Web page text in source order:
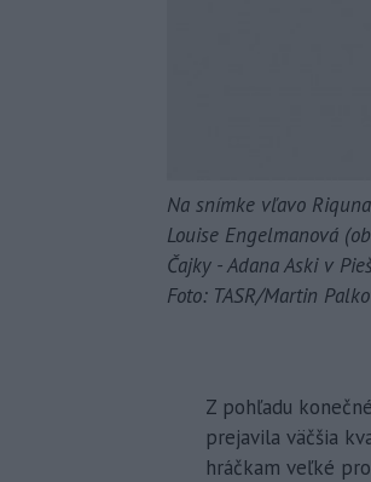
Na snímke vľavo
Louise Engelmanová
Čajky - Adana Aski v
Foto: TASR/Martin
Z pohľadu
prejavila väčšia
hráčkam veľké